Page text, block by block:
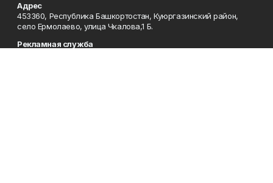
Адрес
453360, Республика Башкортостан, Куюргазинский район,
село Ермолаево, улица Чкалова,1 Б.
Рекламная служба